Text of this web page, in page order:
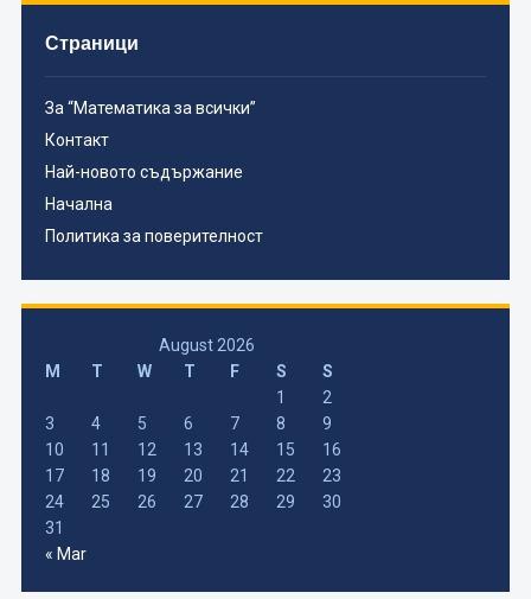
Страници
За “Математика за всички”
Контакт
Най-новото съдържание
Начална
Политика за поверителност
August 2026
M
T W T F S
S
1
2
3
4 5 6 7 8
9
10
11 12 13 14 15
16
17
18 19 20 21 22
23
24
25 26 27 28 29
30
31
« Mar